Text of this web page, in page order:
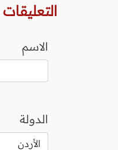
التعليقات
الاسم
الدولة